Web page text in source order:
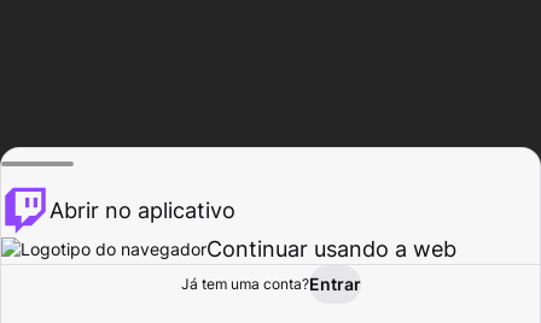
Procurar Atividade
Abrir no aplicativo
Continuar usando a web
Já tem uma conta?Entrar